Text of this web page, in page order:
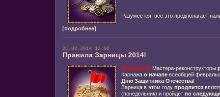
Разумеется, все это предполагает
[подробнее]
21.02.2014 12:00
Правила Зарницы 2014!
Внимание! Мастера-реконструкторы
Карнажа о началевсеобщей
Дню Защитника Отечества!
Зарница в этом году продлится
(понедельник) и пройдет по